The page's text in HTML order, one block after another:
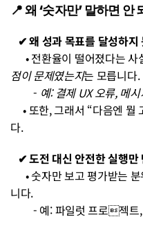
📍 왜 ‘숫자만’ 말하면 안
✔︎ 왜 성과 목표를 달성하
• 전환율이 떨어졌다는
점이 문제였는지는 모릅니다.
         -
예: 결제 UX 오류, 메
• 또한, 그래서 “다음엔 뭘
다.
✔︎ 도전 대신 안전한 실행
      • 숫자만 보고 평가받는 분위기에서는, *작은 실험*이 사라집
니다.
- 예: 파일럿 프로